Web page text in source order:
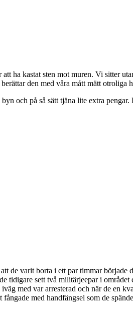
ha kastat sten mot muren. Vi sitter
den med våra mått mätt otroliga
och på så sätt tjäna lite extra
de varit borta i ett par timmar
sett två militärjeepar i
med var arresterad och när de en
med handfängsel som de